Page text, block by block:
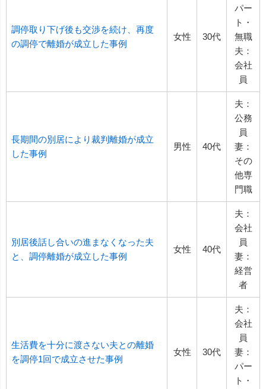
調停取り下げ後も交渉を続け、再度
の調停で離婚が成立した事例
女性 30代
パー
ト・
無職
夫：
会社
員
長期間の別居により裁判離婚が成立
した事例
男性 40代
夫：
公務
員
妻：
その
他専
門職
別居後話し合いの進まなくなった夫
と、調停離婚が成立した事例
女性 40代
夫：
会社
員
妻：
経営
者
生活費を十分に渡さない夫との離婚
を調停1回で成立させた事例
女性 30代
夫：
会社
員
妻：
パー
ト・